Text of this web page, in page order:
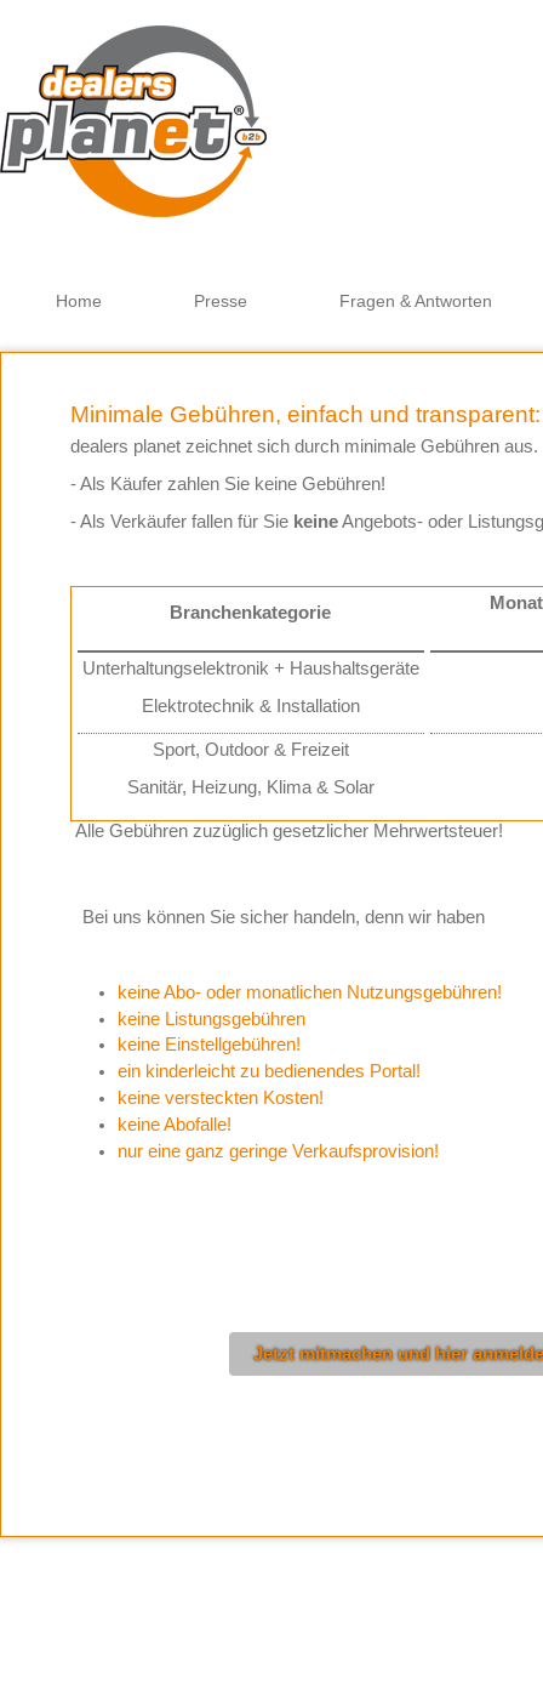
Home Presse Fragen & Antworten
Minimale Gebühren, einfach und transparent:
dealers planet zeichnet sich durch minimale Gebühren aus.
- Als Käufer zahlen Sie keine Gebühren!
- Als Verkäufer fallen für Sie keineAngebots- oder
Branchenkategorie
Unterhaltungselektronik + Haushaltsgeräte
Elektrotechnik & Installation
Sport, Outdoor & Freizeit
Sanitär, Heizung, Klima & Solar
Alle Gebühren zuzüglich gesetzlicher Mehrwertsteuer!
Bei uns können Sie sicher handeln, denn wir haben
keine Abo- oder monatlichen Nutzungsgebühren!
keine Listungsgebühren
keine Einstellgebühren!
ein kinderleicht zu bedienendes Portal!
keine versteckten Kosten!
keine Abofalle!
nur eine ganz geringe Verkaufsprovision!
Jetzt mitmachen und hier